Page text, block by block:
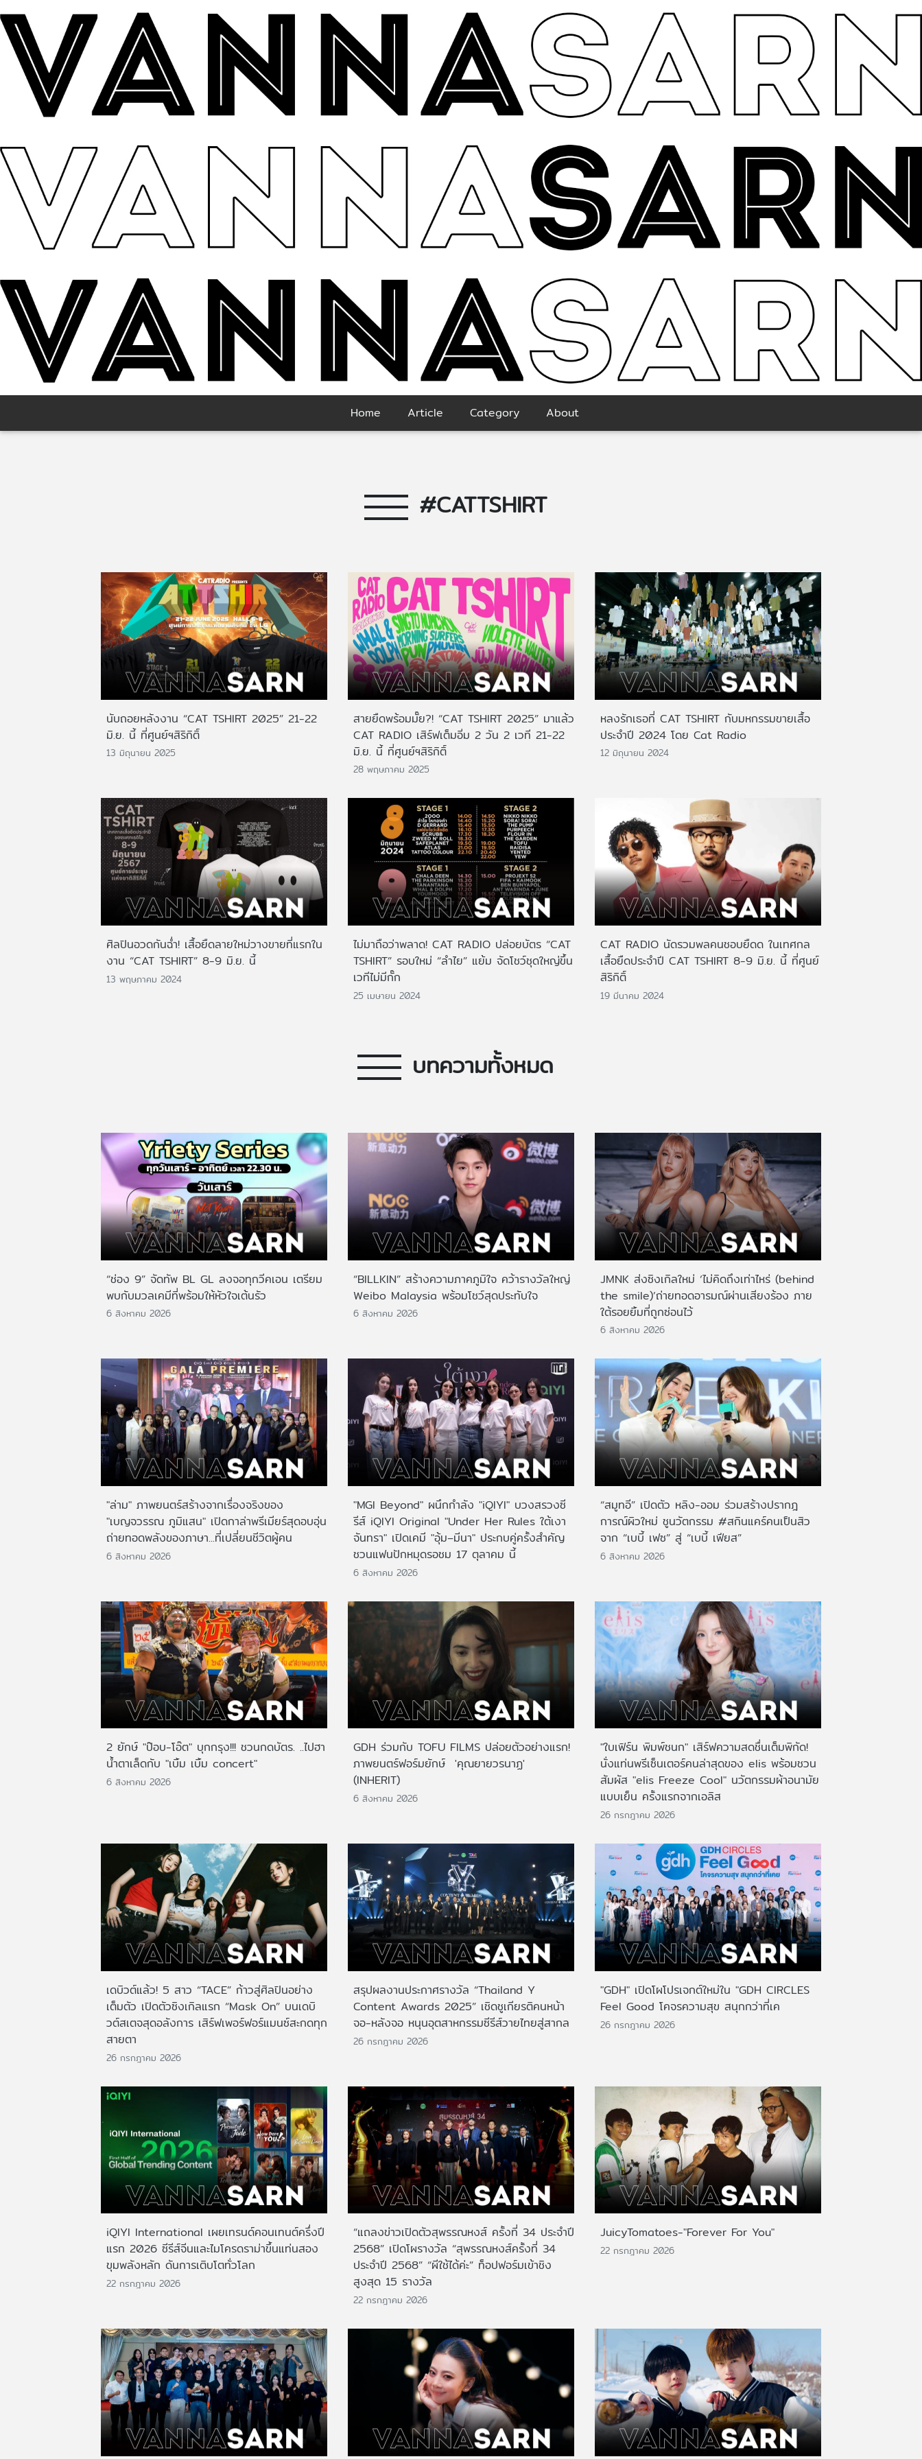
Home Article Category About
#CATTSHIRT
นับถอยหลังงาน “CAT TSHIRT 2025” 21-22
มิ.ย. นี้ ที่ศูนย์ฯสิริกิติ์
13 มิถุนายน 2025
สายยืดพร้อมมั๊ย?! “CAT TSHIRT 2025” มาแล้ว
CAT RADIO เสิร์ฟเต็มอิ่ม 2 วัน 2 เวที 21-22
มิ.ย. นี้ ที่ศูนย์ฯสิริกิติ์
28 พฤษภาคม 2025
หลงรักเธอที่ CAT TSHIRT กับมหกรรมขายเสื้อ
ประจำปี 2024 โดย Cat Radio
12 มิถุนายน 2024
ศิลปินอวดกันฉ่ำ! เสื้อยืดลายใหม่วางขายที่แรกใน
งาน “CAT TSHIRT” 8-9 มิ.ย. นี้
13 พฤษภาคม 2024
ไม่มาถือว่าพลาด! CAT RADIO ปล่อยบัตร “CAT
TSHIRT” รอบใหม่ “ลำไย” แย้ม จัดโชว์ชุดใหญ่ขึ้น
เวทีไม่มีกั๊ก
25 เมษายน 2024
CAT RADIO นัดรวมพลคนชอบยืดด ในเทศกล
เสื้อยืดประจำปี CAT TSHIRT 8-9 มิ.ย. นี้ ที่ศูนย์
สิริกิติ์
19 มีนาคม 2024
บทความทั้งหมด
“ช่อง 9” จัดทัพ BL GL ลงจอทุกวีคเอน เตรียม
พบกับมวลเคมีที่พร้อมให้หัวใจเต้นรัว
6 สิงหาคม 2026
“BILLKIN” สร้างความภาคภูมิใจ คว้ารางวัลใหญ่
Weibo Malaysia พร้อมโชว์สุดประทับใจ
6 สิงหาคม 2026
JMNK ส่งซิงเกิลใหม่ ‘ไม่คิดถึงเท่าไหร่ (behind
the smile)’ถ่ายทอดอารมณ์ผ่านเสียงร้อง ภาย
ใต้รอยยิ้มที่ถูกซ่อนไว้
6 สิงหาคม 2026
"ล่าม" ภาพยนตร์สร้างจากเรื่องจริงของ
"เบญจวรรณ ภูมิแสน" เปิดกาล่าพรีเมียร์สุดอบอุ่น
ถ่ายทอดพลังของภาษา...ที่เปลี่ยนชีวิตผู้คน
6 สิงหาคม 2026
"MGI Beyond" ผนึกกำลัง "iQIYI" บวงสรวงซี
รีส์ iQIYI Original "Under Her Rules ใต้เงา
จันทรา" เปิดเคมี "อุ้ม–มีนา" ประกบคู่ครั้งสำคัญ
ชวนแฟนปักหมุดรอชม 17 ตุลาคม นี้
6 สิงหาคม 2026
“สมูทอี” เปิดตัว หลิง-ออม ร่วมสร้างปรากฎ
การณ์ผิวใหม่ ชูนวัตกรรม #สกินแคร์คนเป็นสิว
จาก “เบบี้ เฟซ” สู่ “เบบี้ เฟียส”
6 สิงหาคม 2026
2 ยักษ์ "ป๊อบ-โอ๊ต" บุกกรุง!!! ชวนกดบัตร. ..ไปฮา
น้ำตาเล็ดกับ "เบิ้ม เบิ้ม concert"
6 สิงหาคม 2026
GDH ร่วมกับ TOFU FILMS ปล่อยตัวอย่างแรก!
ภาพยนตร์ฟอร์มยักษ์ 'คุณยายวรนาฏ'
(INHERIT)
6 สิงหาคม 2026
"ใบเฟิร์น พิมพ์ชนก" เสิร์ฟความสดชื่นเต็มพิกัด!
นั่งแท่นพรีเซ็นเตอร์คนล่าสุดของ elis พร้อมชวน
สัมผัส "elis Freeze Cool" นวัตกรรมผ้าอนามัย
แบบเย็น ครั้งแรกจากเอลิส
26 กรกฎาคม 2026
เดบิวต์แล้ว! 5 สาว “TACE” ก้าวสู่ศิลปินอย่าง
เต็มตัว เปิดตัวซิงเกิลแรก “Mask On” บนเดบิ
วต์สเตจสุดอลังการ เสิร์ฟเพอร์ฟอร์แมนซ์สะกดทุก
สายตา
26 กรกฎาคม 2026
สรุปผลงานประกาศรางวัล “Thailand Y
Content Awards 2025” เชิดชูเกียรติคนหน้า
จอ-หลังจอ หนุนอุตสาหกรรมซีรีส์วายไทยสู่สากล
26 กรกฎาคม 2026
"GDH" เปิดโผโปรเจกต์ใหม่ใน "GDH CIRCLES
Feel Good โคจรความสุข สนุกกว่าที่เค
26 กรกฎาคม 2026
iQIYI International เผยเทรนด์คอนเทนต์ครึ่งปี
แรก 2026 ซีรีส์จีนและไมโครดราม่าขึ้นแท่นสอง
ขุมพลังหลัก ดันการเติบโตทั่วโลก
22 กรกฎาคม 2026
“แถลงข่าวเปิดตัวสุพรรณหงส์ ครั้งที่ 34 ประจำปี
2568” เปิดโผรางวัล “สุพรรณหงส์ครั้งที่ 34
ประจำปี 2568” “ผีใช้ได้ค่ะ” ท็อปฟอร์มเข้าชิง
สูงสุด 15 รางวัล
22 กรกฎาคม 2026
JuicyTomatoes-"Forever For You"
22 กรกฎาคม 2026